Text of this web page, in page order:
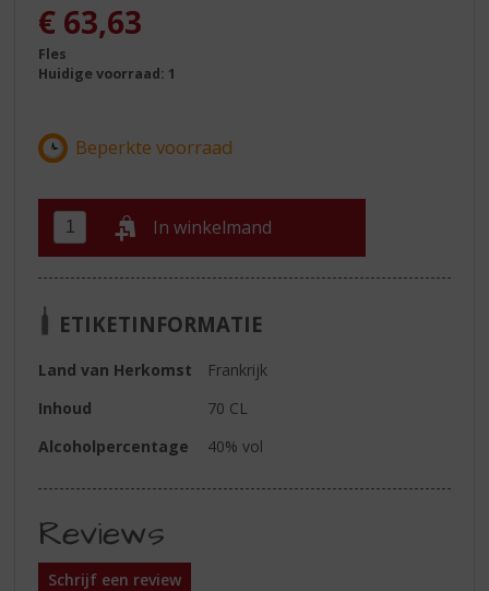
€ 63,63
Fles
Huidige voorraad: 1
In winkelmand
ETIKETINFORMATIE
Land van Herkomst
Frankrijk
Inhoud
70 CL
Alcoholpercentage
40% vol
Reviews
Schrijf een review